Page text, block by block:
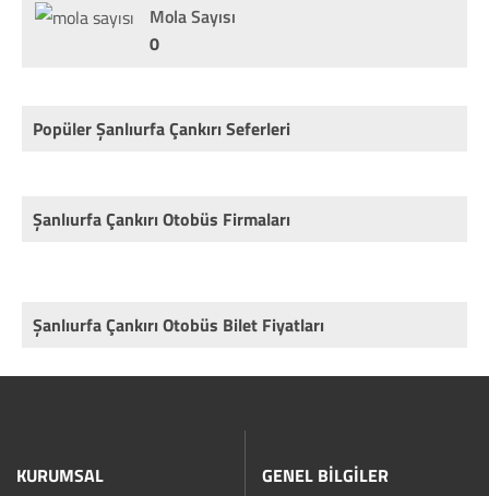
Mola Sayısı
0
Popüler Şanlıurfa Çankırı Seferleri
Şanlıurfa Çankırı Otobüs Firmaları
Şanlıurfa Çankırı Otobüs Bilet Fiyatları
KURUMSAL GENEL BİLGİLER